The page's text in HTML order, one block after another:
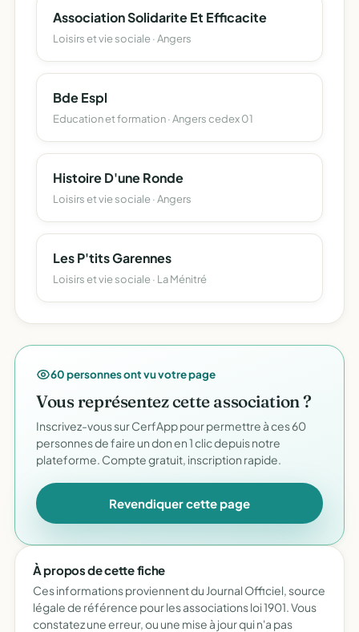
Association Solidarite Et Efficacite
Loisirs et vie sociale · Angers
Bde Espl
Education et formation · Angers cedex 01
Histoire D'une Ronde
Loisirs et vie sociale · Angers
Les P'tits Garennes
Loisirs et vie sociale · La Ménitré
60 personnes ont vu votre page
Vous représentez cette association ?
Inscrivez-vous sur CerfApp pour permettre à ces 60
personnes de faire un don en 1 clic depuis notre
plateforme. Compte gratuit, inscription rapide.
Revendiquer cette page
À propos de cette fiche
Ces informations proviennent du Journal Officiel, source
légale de référence pour les associations loi 1901. Vous
constatez une erreur, ou une mise à jour qui n'a pas